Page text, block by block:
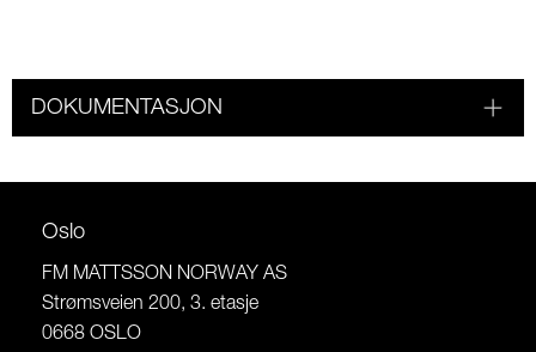
DOKUMENTASJON
Oslo
FM MATTSSON NORWAY AS
Strømsveien 200, 3. etasje
0668 OSLO